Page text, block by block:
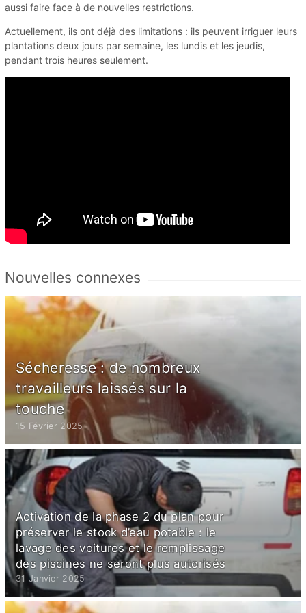
aussi faire face à de nouvelles restrictions.
Actuellement, ils ont déjà des limitations : ils peuvent irriguer leurs
plantations deux jours par semaine, les lundis et les jeudis,
pendant trois heures seulement.
Nouvelles connexes
Sécheresse : de nombreux
travailleurs laissés sur la
touche
15 Février 2025
Activation de la phase 2 du plan pour
préserver le stock d’eau potable : le
lavage des voitures et le remplissage
des piscines ne seront plus autorisés
31 Janvier 2025